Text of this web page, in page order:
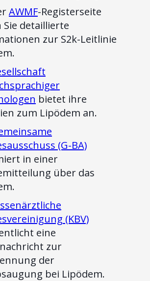
AWMF-Registerseite
Sie detaillierte
zur S2k-Leitlinie
bietet ihre
zum Lipödem an.
(G-BA)
in einer
über das
(KBV)
eine
zur
der
bei Lipödem.